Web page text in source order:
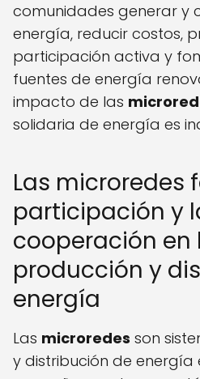
comunidades generar y
energía, reducir costos,
participación activa y
fuentes de energía
impacto de las
solidaria de energía es
Las microredes
participación y
cooperación en
producción y
energía
Las microredes son
y distribución de energía